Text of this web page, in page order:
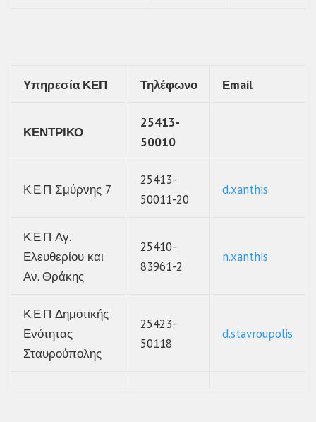
Υπηρεσία ΚΕΠ Τηλέφωνο Εmail
ΚΕΝΤΡΙΚΟ
25413-
50010
Κ.Ε.Π Σμύρνης 7
25413-
50011-20
d.xanthis
Κ.Ε.Π Αγ.
Ελευθερίου και
Αν. Θράκης
25410-
83961-2
n.xanthis
Κ.Ε.Π Δημοτικής
Ενότητας
Σταυρούπολης
25423-
50118
d.stavroupolis